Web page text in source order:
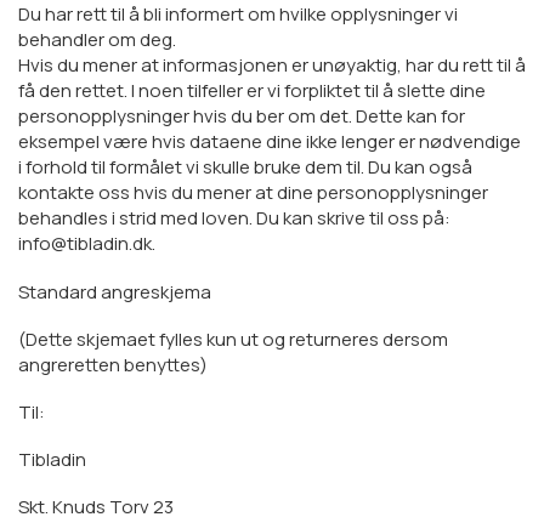
Du har rett til å bli informert om hvilke opplysninger vi
behandler om deg.
Hvis du mener at informasjonen er unøyaktig, har du rett til å
få den rettet. I noen tilfeller er vi forpliktet til å slette dine
personopplysninger hvis du ber om det. Dette kan for
eksempel være hvis dataene dine ikke lenger er nødvendige
i forhold til formålet vi skulle bruke dem til. Du kan også
kontakte oss hvis du mener at dine personopplysninger
behandles i strid med loven. Du kan skrive til oss på:
info@tibladin.dk.
Standard angreskjema
(Dette skjemaet fylles kun ut og returneres dersom
angreretten benyttes)
Til:
Tibladin
Skt. Knuds Torv 23